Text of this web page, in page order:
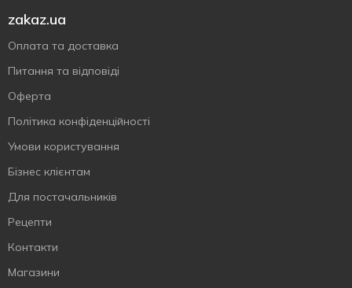
zakaz.ua
Оплата та доставка
Питання та відповіді
Оферта
Політика конфіденційності
Умови користування
Бізнес клієнтам
Для постачальників
Рецепти
Контакти
Магазини